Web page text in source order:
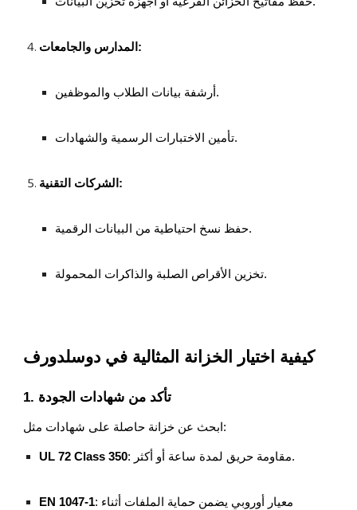
المدارس والجامعات:
أرشفة بيانات الطلاب والموظفين.
تأمين الاختبارات الرسمية والشهادات.
الشركات التقنية:
حفظ نسخ احتياطية من البيانات الرقمية.
تخزين الأقراص الصلبة والذاكرات المحمولة.
كيفية اختيار الخزانة المثالية في دوسلدورف
1. تأكد من شهادات الجودة
ابحث عن خزانة حاصلة على شهادات مثل:
UL 72 Class 350 : مقاومة حريق لمدة ساعة أو أكثر.
EN 1047-1: معيار أوروبي يضمن حماية الملفات أثناء